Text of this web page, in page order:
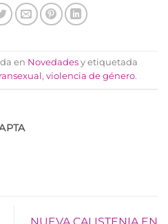
en Novedadesy etiquetada
, violencia de género.